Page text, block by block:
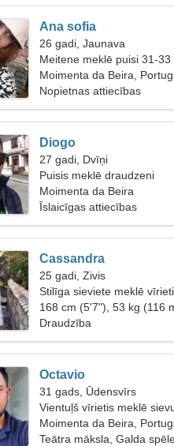
Ana sofia
26 gadi, Jaunava
Meitene meklē puisi 31-33
Moimenta da Beira,
Nopietnas attiecības
Diogo
27 gadi, Dvīņi
Puisis meklē draudzeni
Moimenta da Beira
Īslaicīgas attiecības
Cassandra
25 gadi, Zivis
Stilīga sieviete meklē vīrieti
168 cm (5'7"), 53 kg (116
Draudzība
Octavio
31 gads, Ūdensvīrs
Vientuļš vīrietis meklē
Moimenta da Beira,
Teātra māksla, Galda